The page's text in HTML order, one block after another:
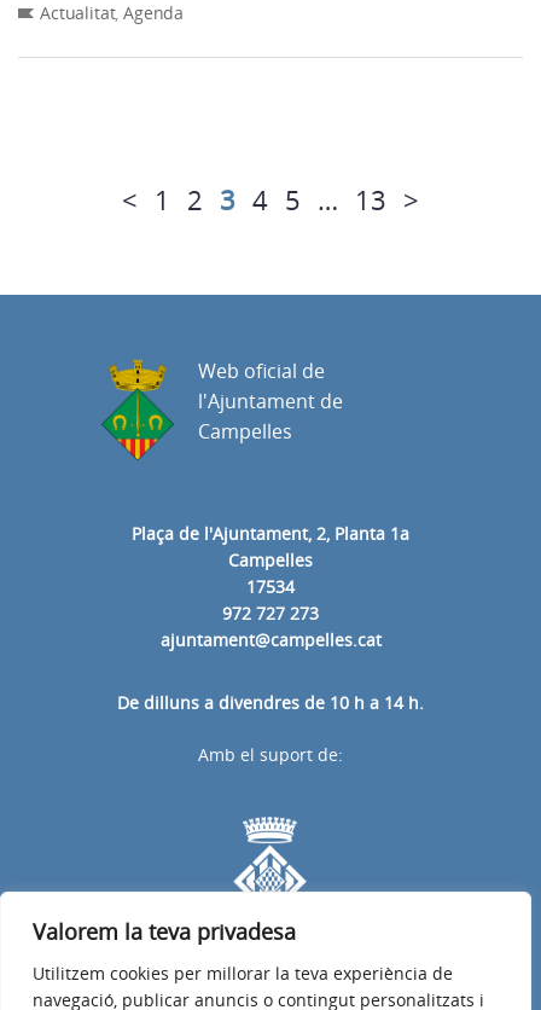
Valorem la teva privadesa
Utilitzem cookies per millorar la teva experiència de
navegació, publicar anuncis o contingut personalitzats i
Actualitat,Agenda
< 1 2 3 4 5 … 13 >
Plaça de l'Ajuntament, 2, Planta 1a
Campelles
17534
972 727 273
ajuntament@campelles.cat
De dilluns a divendres de 10 h a 14 h.
Web oficial de
l'Ajuntament de
Campelles
Amb el suport de: